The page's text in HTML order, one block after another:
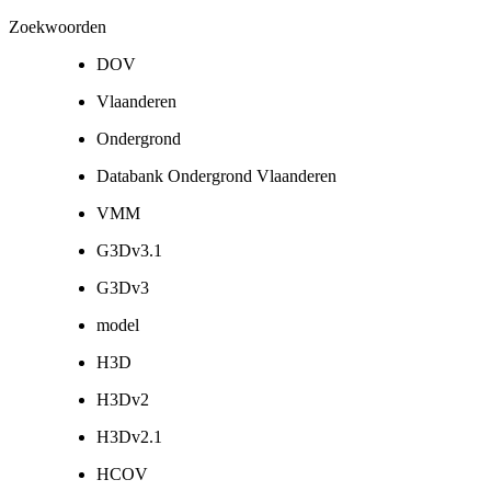
Zoekwoorden
DOV
Vlaanderen
Ondergrond
Databank Ondergrond Vlaanderen
VMM
G3Dv3.1
G3Dv3
model
H3D
H3Dv2
H3Dv2.1
HCOV